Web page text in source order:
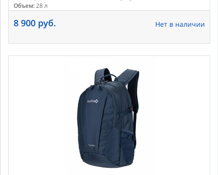
Объем:28 л
8 900 руб. Нет в наличии